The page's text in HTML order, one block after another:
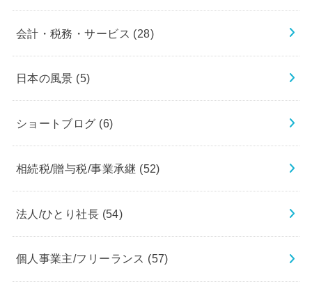
会計・税務・サービス (28)
日本の風景 (5)
ショートブログ (6)
相続税/贈与税/事業承継 (52)
法人/ひとり社長 (54)
個人事業主/フリーランス (57)